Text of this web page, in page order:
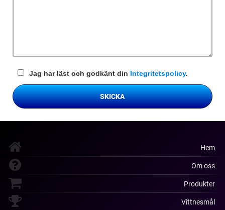
Jag har läst och godkänt din Integritetspolicy.
SKICKA
Hem
Om oss
Produkter
Vittnesmål